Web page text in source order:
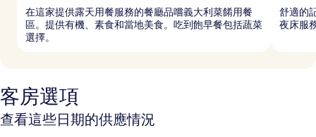
在這家提供露天用餐服務的餐廳品嚐義大利菜餚用餐
區。提供有機、素食和當地美食。吃到飽早餐包括蔬菜
選擇。
舒適的
夜床服
客房選項
查看這些日期的供應情況